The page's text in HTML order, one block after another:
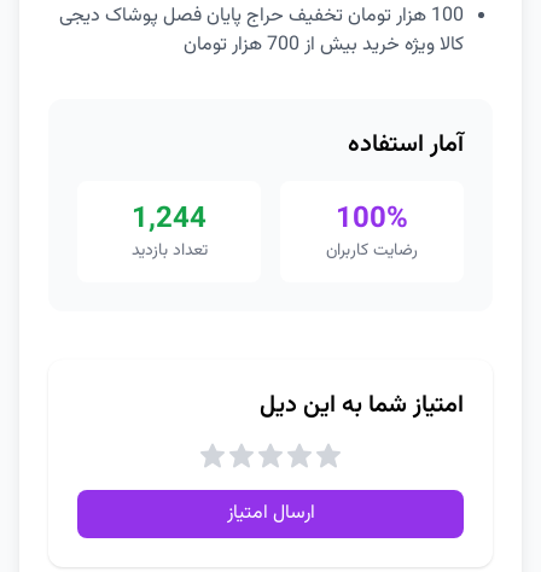
100 هزار تومان تخفیف حراج پایان فصل پوشاک دیجی
کالا ویژه خرید بیش از 700 هزار تومان
آمار استفاده
100%
رضایت کاربران
1,244
تعداد بازدید
امتیاز شما به این دیل
ارسال امتیاز